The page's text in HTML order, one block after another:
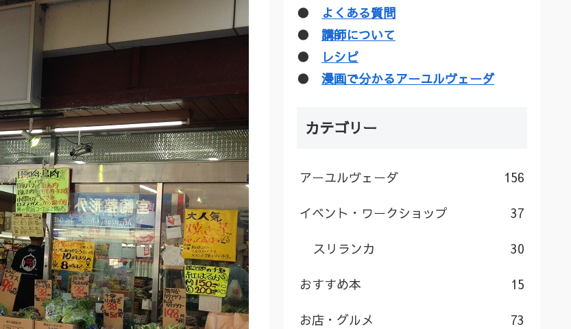
●
よくある質問
● 講師について
●
レシピ
● 漫画で分かるアーユルヴェーダ
カテゴリー
アーユルヴェーダ 156
イベント・ワークショップ 37
スリランカ 30
おすすめ本 15
お店・グルメ 73